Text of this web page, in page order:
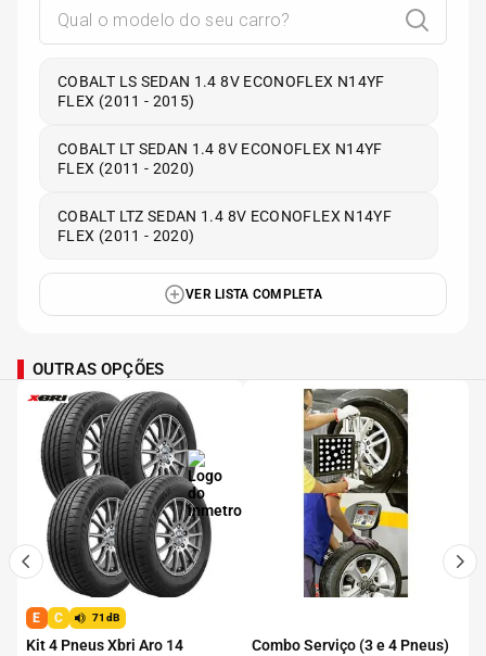
COBALT LS SEDAN 1.4 8V ECONOFLEX N14YF
FLEX (2011 - 2015)
COBALT LT SEDAN 1.4 8V ECONOFLEX N14YF
FLEX (2011 - 2020)
COBALT LTZ SEDAN 1.4 8V ECONOFLEX N14YF
FLEX (2011 - 2020)
VER LISTA COMPLETA
OUTRAS OPÇÕES
E C 71dB
Kit 4 Pneus Xbri Aro 14
Combo Serviço (3 e 4 Pneus)